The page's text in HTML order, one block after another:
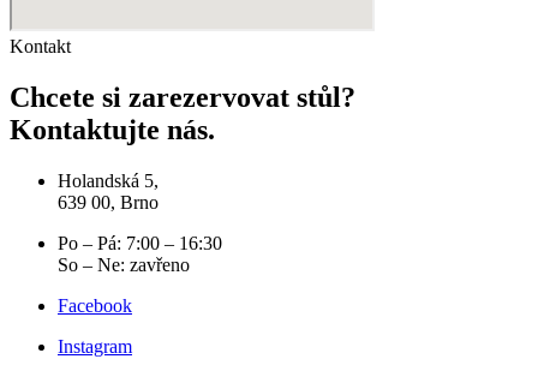
Kontakt
Chcete si zarezervovat stůl?
Kontaktujte nás.
Holandská 5,
639 00, Brno
Po – Pá: 7:00 – 16:30
So – Ne: zavřeno
Facebook
Instagram